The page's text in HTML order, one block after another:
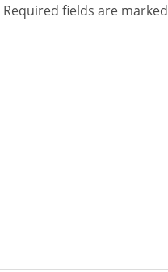
Required fields are marked